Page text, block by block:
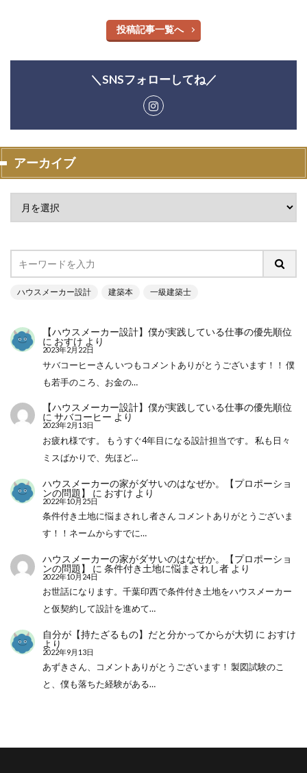
投稿記事一覧へ
＼SNSフォローしてね／
アーカイブ
ハウスメーカー設計 建築本 一級建築士
【ハウスメーカー設計】僕が実践している仕事の優先順位
に おすけ より
2023年2月22日
サバコーヒーさん いつもコメントありがとうございます！！ 僕
も若手のころ、お金の…
【ハウスメーカー設計】僕が実践している仕事の優先順位
に サバコーヒー より
2023年2月13日
お疲れ様です。 もうすぐ4年目になる設計担当です。 私も日々
ミスばかりで、先ほど…
ハウスメーカーの家がダサいのはなぜか。【プロポーショ
ンの問題】
に おすけ より
2022年10月25日
条件付き土地に悩まされし者さん コメントありがとうございま
す！！ネームからすでに…
ハウスメーカーの家がダサいのはなぜか。【プロポーショ
ンの問題】
に 条件付き土地に悩まされし者より
2022年10月24日
お世話になります。千葉印西で条件付き土地をハウスメーカー
と仮契約して設計を進めて…
自分が【持たざるもの】だと分かってからが大切 に おすけ
より
2022年9月13日
あずきさん、コメントありがとうございます！ 製図試験のこ
と、僕も落ちた経験がある…